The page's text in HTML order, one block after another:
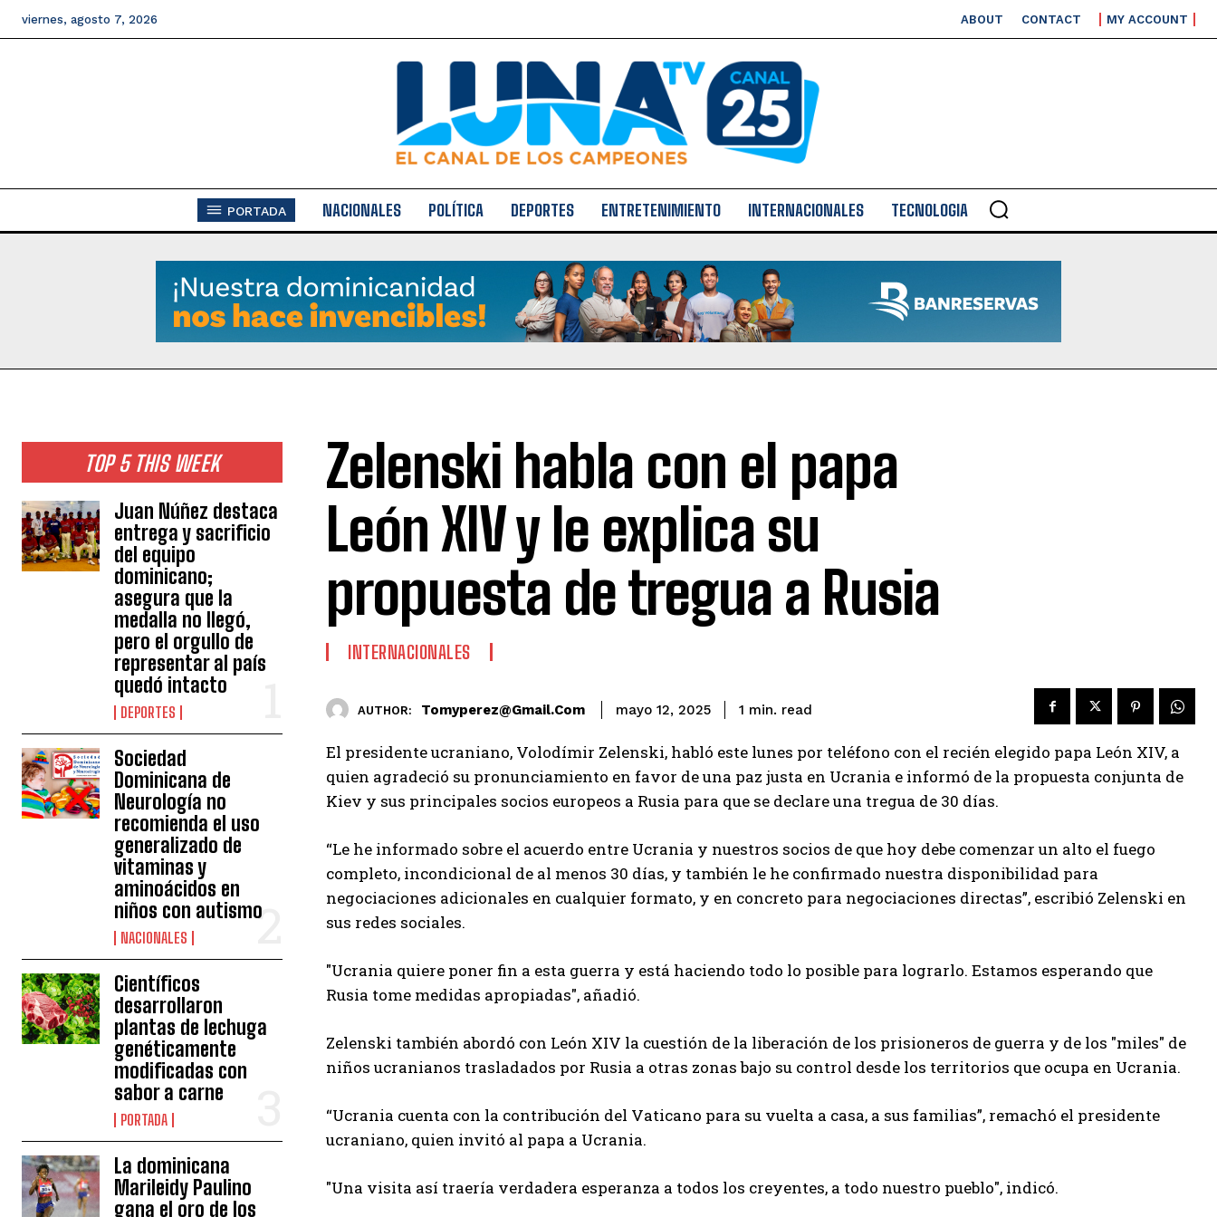
viernes, agosto 7, 2026 ABOUT CONTACT MY ACCOUNT
PORTADA NACIONALES POLÍTICA DEPORTES ENTRETENIMIENTO INTERNACIONALES TECNOLOGIA
TOP 5 THIS WEEK
Juan Núñez destaca
entrega y sacrificio
del equipo
dominicano;
asegura que la
medalla no llegó,
pero el orgullo de
representar al país
quedó intacto
DEPORTES
Sociedad
Dominicana de
Neurología no
recomienda el uso
generalizado de
vitaminas y
aminoácidos en
niños con autismo
NACIONALES
Científicos
desarrollaron
plantas de lechuga
genéticamente
modificadas con
sabor a carne
PORTADA
La dominicana
Marileidy Paulino
gana el oro de los
Zelenski habla con el papa
León XIV y le explica su
propuesta de tregua a Rusia
INTERNACIONALES
AUTHOR: Tomyperez@gmail.com mayo 12, 2025 1 min. read
El presidente ucraniano, Volodímir Zelenski, habló este lunes por teléfono con el recién elegido papa León XIV, a
quien agradeció su pronunciamiento en favor de una paz justa en Ucrania e informó de la propuesta conjunta de
Kiev y sus principales socios europeos a Rusia para que se declare una tregua de 30 días.
“Le he informado sobre el acuerdo entre Ucrania y nuestros socios de que hoy debe comenzar un alto el fuego
completo, incondicional de al menos 30 días, y también le he confirmado nuestra disponibilidad para
negociaciones adicionales en cualquier formato, y en concreto para negociaciones directas”, escribió Zelenski en
sus redes sociales.
"Ucrania quiere poner fin a esta guerra y está haciendo todo lo posible para lograrlo. Estamos esperando que
Rusia tome medidas apropiadas", añadió.
Zelenski también abordó con León XIV la cuestión de la liberación de los prisioneros de guerra y de los "miles" de
niños ucranianos trasladados por Rusia a otras zonas bajo su control desde los territorios que ocupa en Ucrania.
“Ucrania cuenta con la contribución del Vaticano para su vuelta a casa, a sus familias”, remachó el presidente
ucraniano, quien invitó al papa a Ucrania.
"Una visita así traería verdadera esperanza a todos los creyentes, a todo nuestro pueblo", indicó.